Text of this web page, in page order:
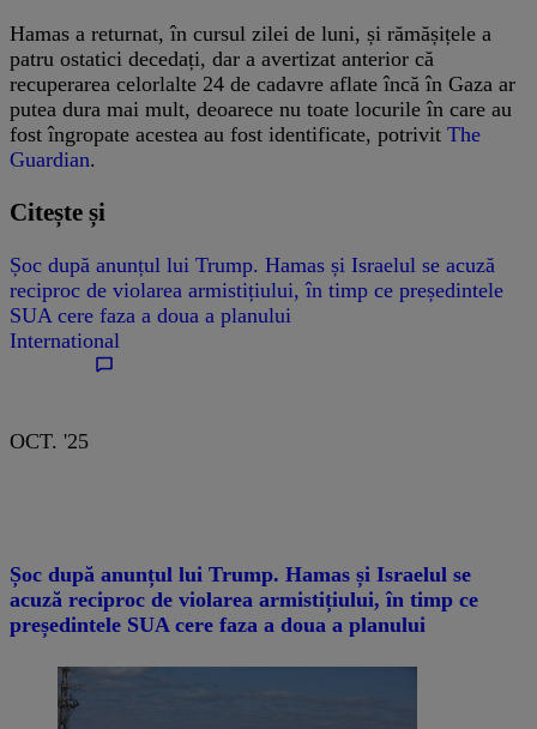
Hamas a returnat, în cursul zilei de luni, și rămășițele a
patru ostatici decedați, dar a avertizat anterior că
recuperarea celorlalte 24 de cadavre aflate încă în Gaza ar
putea dura mai mult, deoarece nu toate locurile în care au
fost îngropate acestea au fost identificate, potrivit The
Guardian.
Citește și
Șoc după anunțul lui Trump. Hamas și Israelul se acuză
reciproc de violarea armistițiului, în timp ce președintele
SUA cere faza a doua a planului
International
OCT. '25
Șoc după anunțul lui Trump. Hamas și Israelul se
acuză reciproc de violarea armistițiului, în timp ce
președintele SUA cere faza a doua a planului